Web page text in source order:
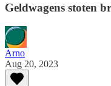
Geldwagens stoten
Arno
Aug 20, 2023